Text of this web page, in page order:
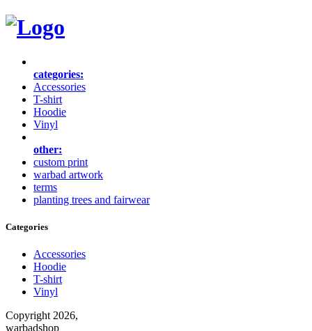
categories:
Accessories
T-shirt
Hoodie
Vinyl
other:
custom print
warbad artwork
terms
planting trees and fairwear
Categories
Accessories
Hoodie
T-shirt
Vinyl
Copyright 2026,
warbadshop